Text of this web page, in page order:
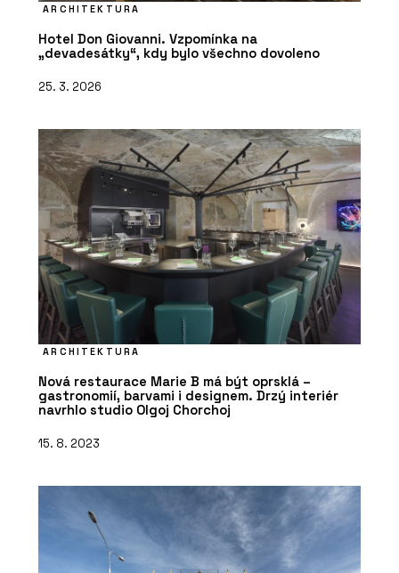
ARCHITEKTURA
Hotel Don Giovanni. Vzpomínka na
„devadesátky“, kdy bylo všechno dovoleno
25. 3. 2026
ARCHITEKTURA
Nová restaurace Marie B má být oprsklá –
gastronomií, barvami i designem. Drzý interiér
navrhlo studio Olgoj Chorchoj
15. 8. 2023